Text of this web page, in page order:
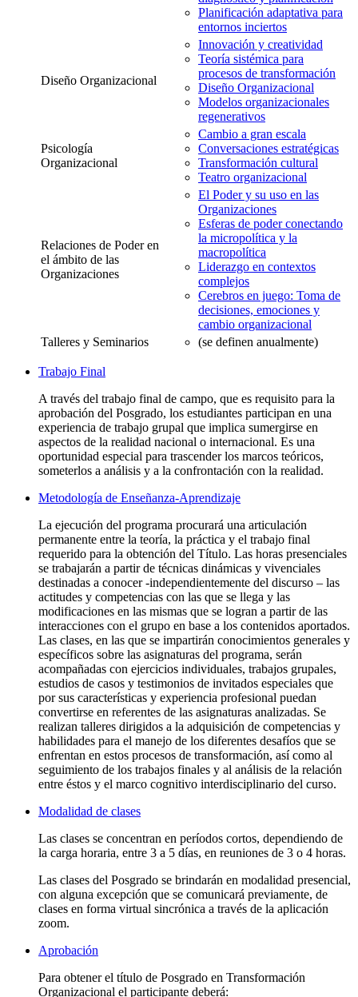
Planificación adaptativa para
entornos inciertos
Diseño Organizacional
Innovación y creatividad
Teoría sistémica para
procesos de transformación
Diseño Organizacional
Modelos organizacionales
regenerativos
Psicología
Organizacional
Cambio a gran escala
Conversaciones estratégicas
Transformación cultural
Teatro organizacional
Relaciones de Poder en
el ámbito de las
Organizaciones
El Poder y su uso en las
Organizaciones
Esferas de poder conectando
la micropolítica y la
macropolítica
Liderazgo en contextos
complejos
Cerebros en juego: Toma de
decisiones, emociones y
cambio organizacional
Talleres y Seminarios
(se definen anualmente)
Trabajo Final
A través del trabajo final de campo, que es requisito para la
aprobación del Posgrado, los estudiantes participan en una
experiencia de trabajo grupal que implica sumergirse en
aspectos de la realidad nacional o internacional. Es una
oportunidad especial para trascender los marcos teóricos,
someterlos a análisis y a la confrontación con la realidad.
Metodología de Enseñanza-Aprendizaje
La ejecución del programa procurará una articulación
permanente entre la teoría, la práctica y el trabajo final
requerido para la obtención del Título. Las horas presenciales
se trabajarán a partir de técnicas dinámicas y vivenciales
destinadas a conocer -independientemente del discurso – las
actitudes y competencias con las que se llega y las
modificaciones en las mismas que se logran a partir de las
interacciones con el grupo en base a los contenidos aportados.
Las clases, en las que se impartirán conocimientos generales y
específicos sobre las asignaturas del programa, serán
acompañadas con ejercicios individuales, trabajos grupales,
estudios de casos y testimonios de invitados especiales que
por sus características y experiencia profesional puedan
convertirse en referentes de las asignaturas analizadas. Se
realizan talleres dirigidos a la adquisición de competencias y
habilidades para el manejo de los diferentes desafíos que se
enfrentan en estos procesos de transformación, así como al
seguimiento de los trabajos finales y al análisis de la relación
entre éstos y el marco cognitivo interdisciplinario del curso.
Modalidad de clases
Las clases se concentran en períodos cortos, dependiendo de
la carga horaria, entre 3 a 5 días, en reuniones de 3 o 4 horas.
Las clases del Posgrado se brindarán en modalidad presencial,
con alguna excepción que se comunicará previamente, de
clases en forma virtual sincrónica a través de la aplicación
zoom.
Aprobación
Para obtener el título de Posgrado en Transformación
Organizacional el participante deberá: